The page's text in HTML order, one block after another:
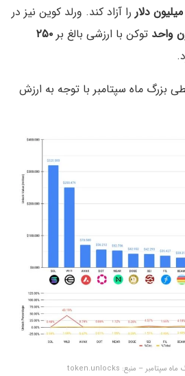
را آزاد کند. ورلد کوین نیز در
توکن با ارزشی بالغ بر ۲۵۰
۱۵ آنلاک خطی بزرگ ماه سپتامبر با توجه به ارزش